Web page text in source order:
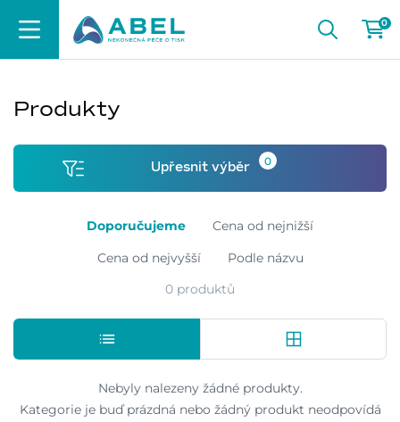
0
Produkty
Upřesnit výběr 0
Doporučujeme
Cena od nejnižší
Cena od nejvyšší
Podle názvu
0 produktů
Nebyly nalezeny žádné produkty.
Kategorie je buď prázdná nebo žádný produkt neodpovídá